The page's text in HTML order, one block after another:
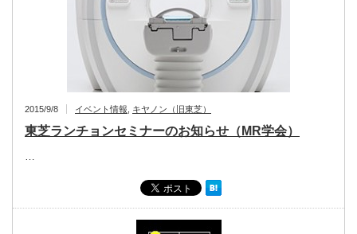
2015/9/8 イベント情報 キヤノン（旧東芝）
東芝ランチョンセミナーのお知らせ（MR学会）
…